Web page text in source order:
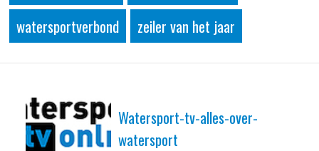
watersportverbond
zeiler van het jaar
Watersport-tv-alles-over-
watersport